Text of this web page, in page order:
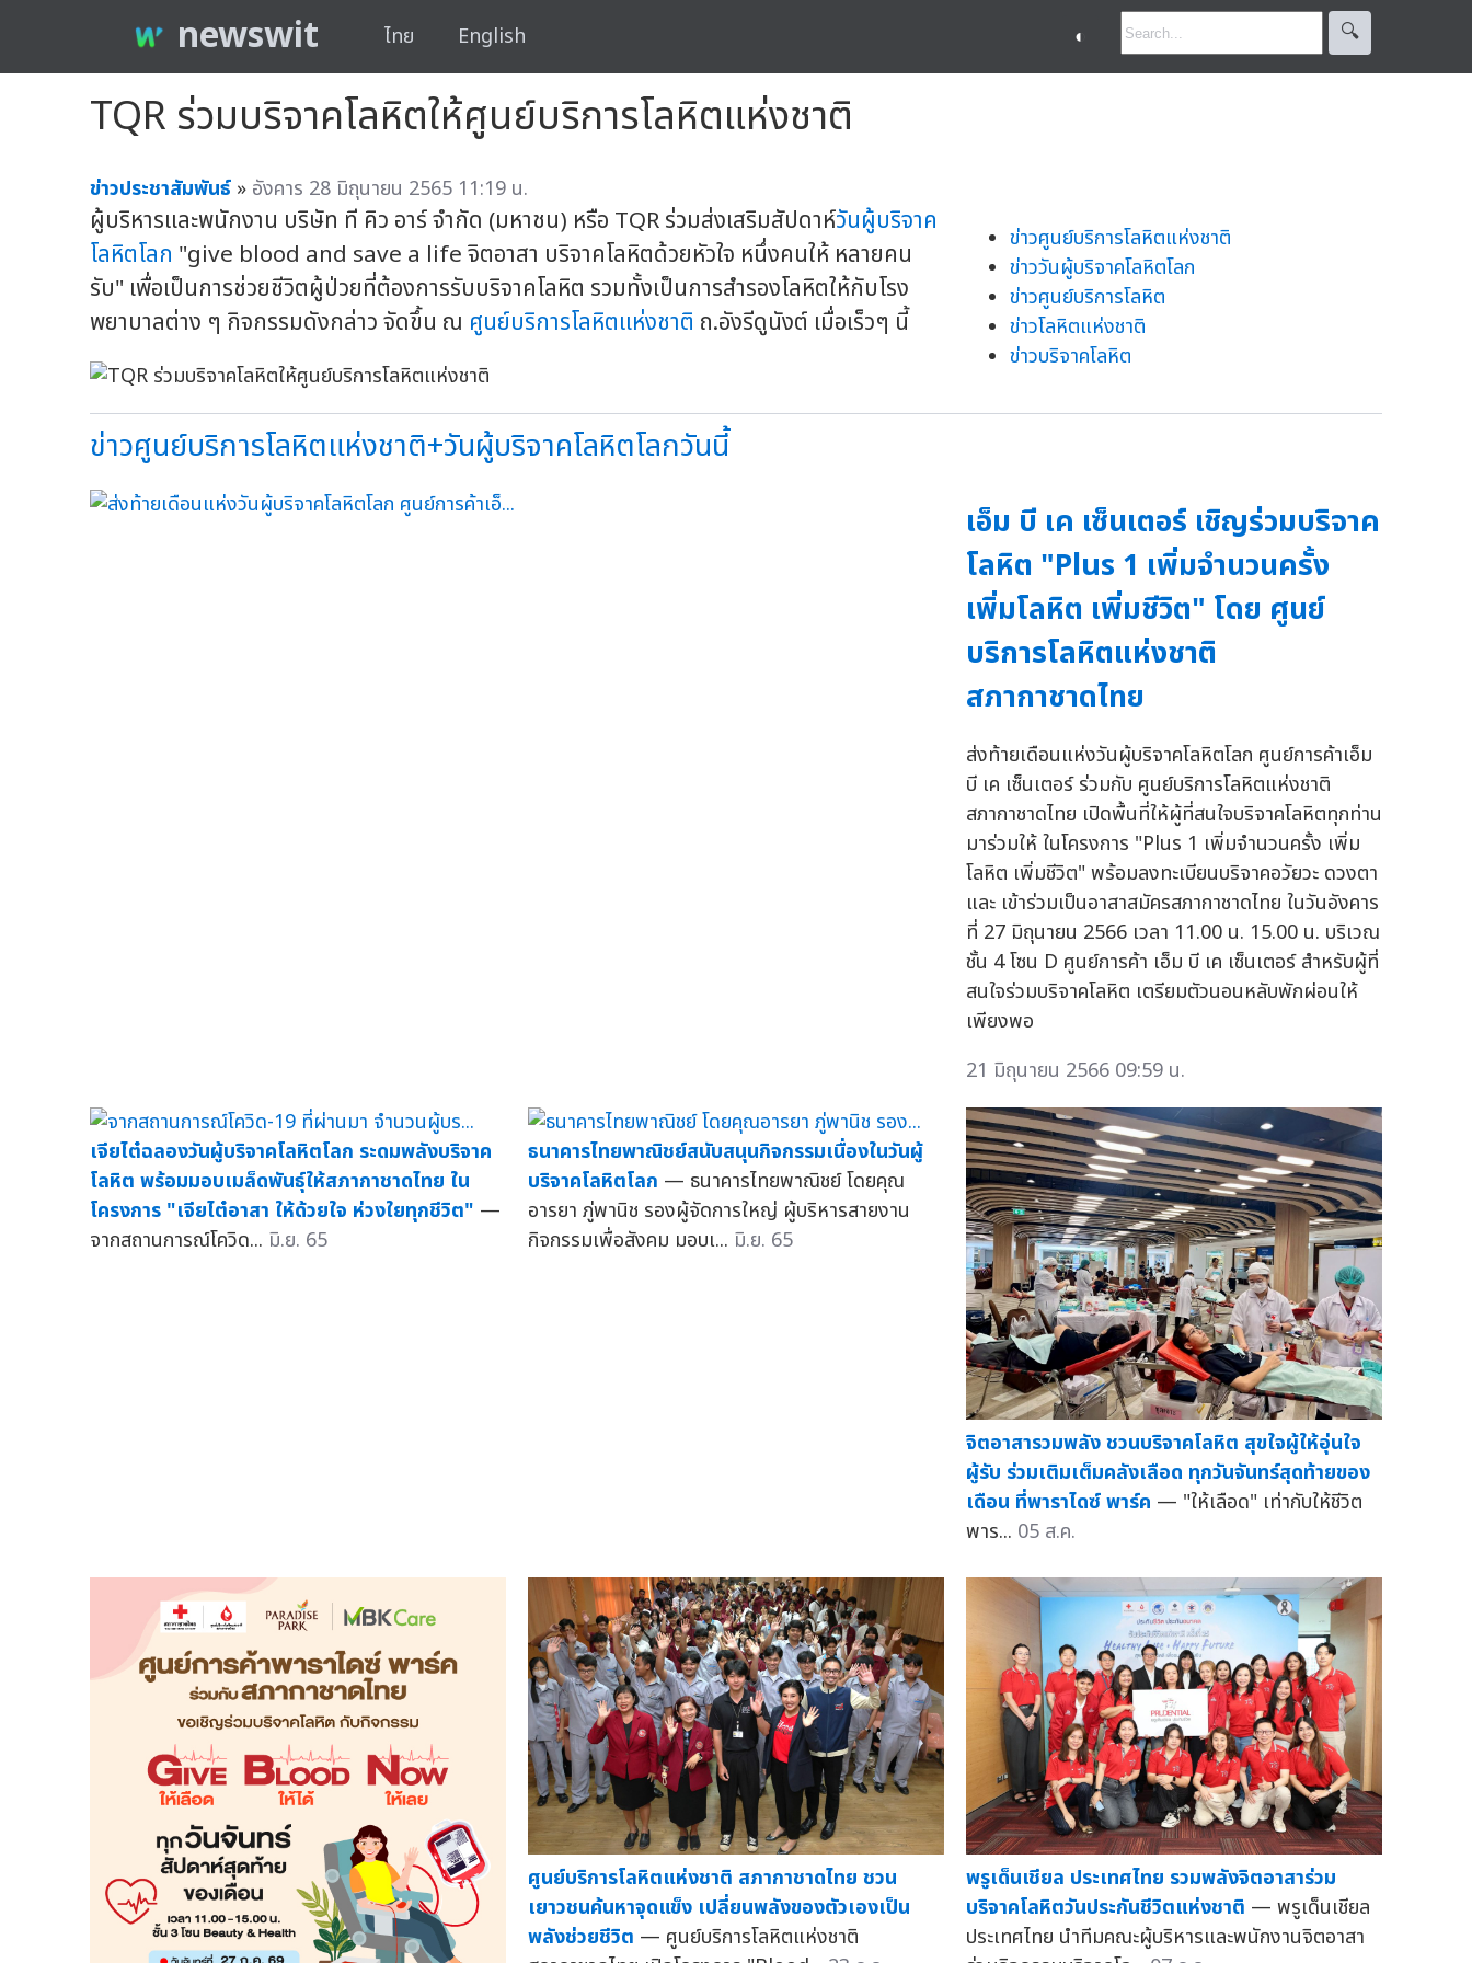
newswit ไทย English ◐ 🔍︎
TQR ร่วมบริจาคโลหิตให้ศูนย์บริการโลหิตแห่งชาติ
ข่าวประชาสัมพันธ์ » อังคาร 28 มิถุนายน 2565 11:19 น.
ผู้บริหารและพนักงาน บริษัท ที คิว อาร์ จำกัด (มหาชน) หรือ TQR ร่วมส่งเสริมสัปดาห์วันผู้บริจาค
โลหิตโลก "give blood and save a life จิตอาสา บริจาคโลหิตด้วยหัวใจ หนึ่งคนให้ หลายคน
รับ" เพื่อเป็นการช่วยชีวิตผู้ป่วยที่ต้องการรับบริจาคโลหิต รวมทั้งเป็นการสำรองโลหิตให้กับโรง
พยาบาลต่าง ๆ กิจกรรมดังกล่าว จัดขึ้น ณ ศูนย์บริการโลหิตแห่งชาติ ถ.อังรีดูนังต์ เมื่อเร็วๆ นี้
ข่าวศูนย์บริการโลหิตแห่งชาติ
ข่าววันผู้บริจาคโลหิตโลก
ข่าวศูนย์บริการโลหิต
ข่าวโลหิตแห่งชาติ
ข่าวบริจาคโลหิต
ข่าวศูนย์บริการโลหิตแห่งชาติ+วันผู้บริจาคโลหิตโลกวันนี้
เอ็ม บี เค เซ็นเตอร์ เชิญร่วมบริจาค
โลหิต "Plus 1 เพิ่มจำนวนครั้ง
เพิ่มโลหิต เพิ่มชีวิต" โดย ศูนย์
บริการโลหิตแห่งชาติ
สภากาชาดไทย
ส่งท้ายเดือนแห่งวันผู้บริจาคโลหิตโลก ศูนย์การค้าเอ็ม
บี เค เซ็นเตอร์ ร่วมกับ ศูนย์บริการโลหิตแห่งชาติ
สภากาชาดไทย เปิดพื้นที่ให้ผู้ที่สนใจบริจาคโลหิตทุกท่าน
มาร่วมให้ ในโครงการ "Plus 1 เพิ่มจำนวนครั้ง เพิ่ม
โลหิต เพิ่มชีวิต" พร้อมลงทะเบียนบริจาคอวัยวะ ดวงตา
และ เข้าร่วมเป็นอาสาสมัครสภากาชาดไทย ในวันอังคาร
ที่ 27 มิถุนายน 2566 เวลา 11.00 น. 15.00 น. บริเวณ
ชั้น 4 โซน D ศูนย์การค้า เอ็ม บี เค เซ็นเตอร์ สำหรับผู้ที่
สนใจร่วมบริจาคโลหิต เตรียมตัวนอนหลับพักผ่อนให้
เพียงพอ
21 มิถุนายน 2566 09:59 น.
เจียไต๋ฉลองวันผู้บริจาคโลหิตโลก ระดมพลังบริจาค
โลหิต พร้อมมอบเมล็ดพันธุ์ให้สภากาชาดไทย ใน
โครงการ "เจียไต๋อาสา ให้ด้วยใจ ห่วงใยทุกชีวิต" —
จากสถานการณ์โควิด... มิ.ย. 65
ธนาคารไทยพาณิชย์สนับสนุนกิจกรรมเนื่องในวันผู้
บริจาคโลหิตโลก — ธนาคารไทยพาณิชย์ โดยคุณ
อารยา ภู่พานิช รองผู้จัดการใหญ่ ผู้บริหารสายงาน
กิจกรรมเพื่อสังคม มอบเ... มิ.ย. 65
จิตอาสารวมพลัง ชวนบริจาคโลหิต สุขใจผู้ให้อุ่นใจ
ผู้รับ ร่วมเติมเต็มคลังเลือด ทุกวันจันทร์สุดท้ายของ
เดือน ที่พาราไดซ์ พาร์ค — "ให้เลือด" เท่ากับให้ชีวิต
พาร... 05 ส.ค.
ศูนย์บริการโลหิตแห่งชาติ สภากาชาดไทย ชวน
เยาวชนค้นหาจุดแข็ง เปลี่ยนพลังของตัวเองเป็น
พลังช่วยชีวิต — ศูนย์บริการโลหิตแห่งชาติ
พรูเด็นเชียล ประเทศไทย รวมพลังจิตอาสาร่วม
บริจาคโลหิตวันประกันชีวิตแห่งชาติ — พรูเด็นเชียล
ประเทศไทย นำทีมคณะผู้บริหารและพนักงานจิตอาสา